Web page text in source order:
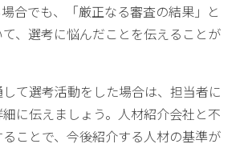
合でも、「厳正なる審査の結果」と
、選考に悩んだことを伝えることが
て選考活動をした場合は、担当者に
に伝えましょう。人材紹介会社と不
ことで、今後紹介する人材の基準が